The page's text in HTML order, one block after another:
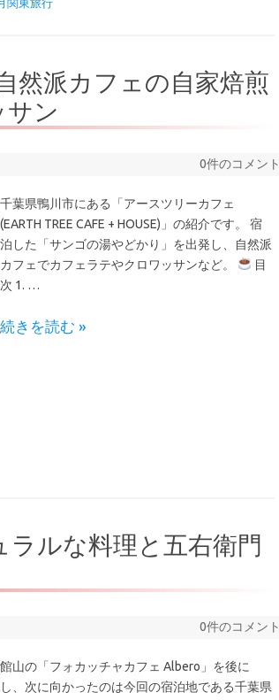
関東旅行
然派カフェの自家焙煎
サン
0件のコメント
千葉県鴨川市にある「アースツリーカフェ
(EARTH TREE CAFE + HOUSE)」の紹介です。 宿
泊した「サンゴの湯やどかり」を出発し、自然派
カフェでカフェラテやクロワッサンなど。
目
次 1. …
続きを読む »
ラルな料理と五右衛門
0件のコメント
館山の「フォカッチャカフェ Albero」を後に
し、次に向かったのは今回の宿泊地である千葉県